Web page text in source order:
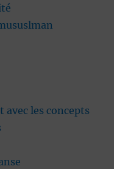
les concepts